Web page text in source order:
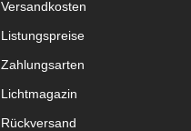
Versandkosten
Listungspreise
Zahlungsarten
Lichtmagazin
Rückversand